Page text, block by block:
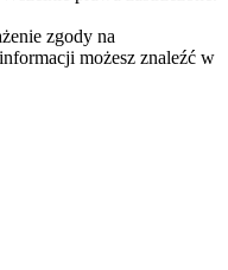
zgody na
możesz znaleźć w